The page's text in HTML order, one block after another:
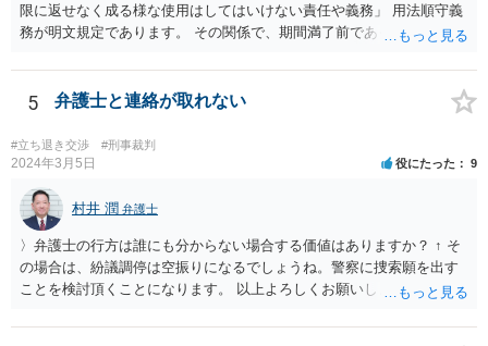
限に返せなく成る様な使用はしてはいけない責任や義務」 用法順守義
務が明文規定であります。 その関係で、期間満了前であっても、契約
九十四条 借主は、契約又はその目的物の性質によって定まった用法
に従い、その物の使用及び収益をしなければならない。 ２ 借主は、
貸主の承諾を得なければ、第三者に借用物の使用又は収益をさせるこ
とができない。 ３ 借主が前二項の規定に違反して使用又は収益をし
たときは、貸主は、契約の解除をすることができる。
5 弁護士と連絡が取れない
#立ち退き交渉 #刑事裁判
2024年3月5日 役にたった 9
村井 潤 弁護士
〉弁護士の行方は誰にも分からない場合する価値はありますか？ ↑ そ
の場合は、紛議調停は空振りになるでしょうね。警察に捜索願を出す
ことを検討頂くことになります。 以上よろしくお願いします。同業者
了させてください。